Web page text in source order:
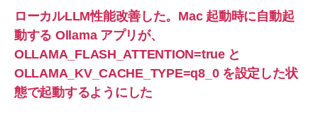
ローカルLLM性能改善した。Mac 起動時に自動起
動する Ollama アプリが、
OLLAMA_FLASH_ATTENTION=true と
OLLAMA_KV_CACHE_TYPE=q8_0 を設定した状
態で起動するようにした